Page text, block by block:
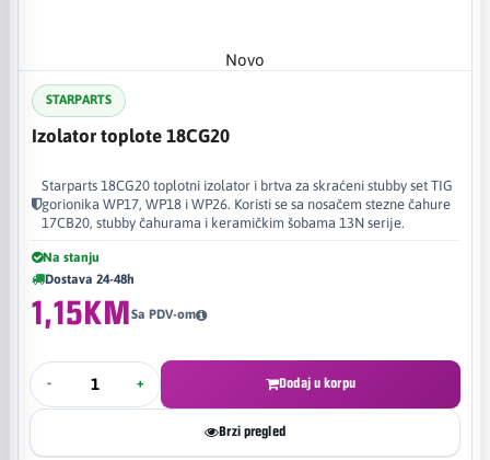
Novo
STARPARTS
Izolator toplote 18CG20
Starparts 18CG20 toplotni izolator i brtva za skraćeni stubby set TIG
gorionika WP17, WP18 i WP26. Koristi se sa nosačem stezne čahure
17CB20, stubby čahurama i keramičkim šobama 13N serije.
Na stanju
Dostava 24-48h
1,15KMSa PDV-om
- + Dodaj u korpu
Brzi pregled